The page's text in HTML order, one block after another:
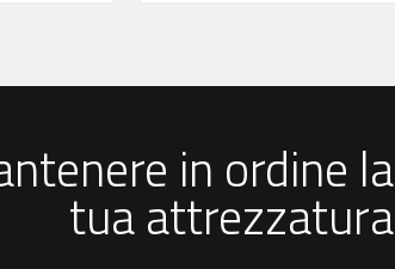
in ordine la
tua attrezzatura